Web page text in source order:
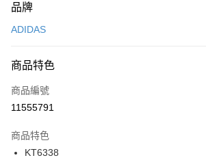
台灣樂天信用卡公司
【關於「AFTEE先享後付」】
便利好安心！
３．安心：先確認商品／服務後，再付款。
【「AFTEE先享後付」結帳流程】
１．於結帳方式選擇「AFTEE先享後付」後，將跳
２．訂單成立數日內，您將收到繳費通知簡訊。
３．收到繳費通知簡訊後14天內，點擊此簡訊中的
ATM／網路銀行／等多元方式進行付款，方視為交易
運送方式
每筆NT$100，滿NT$1,500(含以上)免運費
宅配
每筆NT$100，滿NT$1,500(含以上)免運費
付款後門市自取
每筆NT$100，滿NT$1,500(含以上)免運費
品牌
ADIDAS
商品特色
商品編號
11555791
商品特色
KT6338